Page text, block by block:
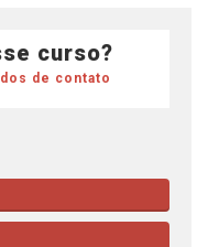
curso?
de contato